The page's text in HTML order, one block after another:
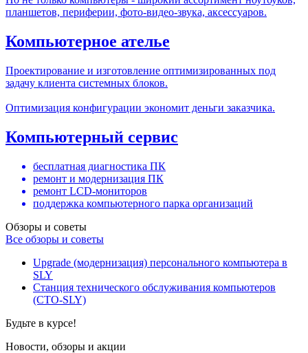
планшетов, периферии, фото-видео-звука, аксессуаров.
Компьютерное ателье
Проектирование и изготовление оптимизированных под
задачу клиента системных блоков.
Оптимизация конфигурации экономит деньги заказчика.
Компьютерный сервис
бесплатная диагностика ПК
ремонт и модернизация ПК
ремонт LCD-мониторов
поддержка компьютерного парка организаций
Обзоры и советы
Все обзоры и советы
Upgrade (модернизация) персонального компьютера в
SLY
Станция технического обслуживания компьютеров
(СТО-SLY)
Будьте в курсе!
Новости, обзоры и акции